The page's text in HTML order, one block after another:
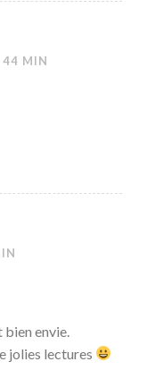
MIN
envie.
jolies lectures